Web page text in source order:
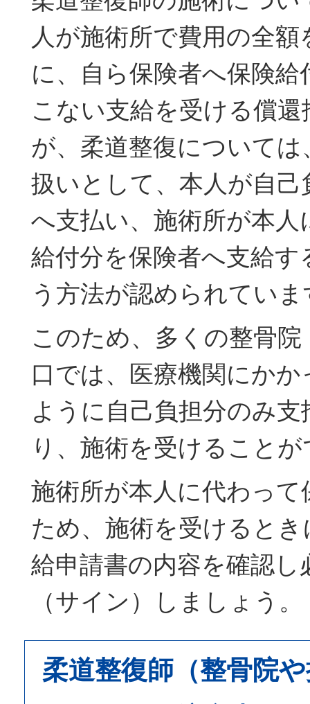
人が施術所で費用の全
に、自ら保険者へ保険給
こない支給を受ける償
が、柔道整復について
扱いとして、本人が自己
へ支払い、施術所が本人
給付分を保険者へ支給す
う方法が認められていま
このため、多くの整骨
口では、医療機関にか
ように自己負担分のみ
り、施術を受けること
施術所が本人に代わって
ため、施術を受けると
給申請書の内容を確認し
（サイン）しましょう。
柔道整復師（整骨院